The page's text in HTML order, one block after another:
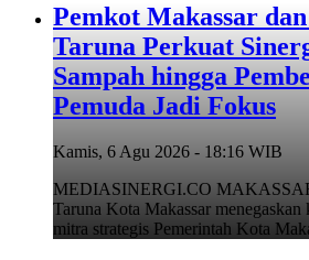
Pemkot Makassar
Taruna Perkuat
Sampah hingga
Pemuda Jadi Fokus
Kamis, 6 Agu 2026 - 18:16 WIB
MEDIASINERGI.CO
Taruna Kota Makassar
mitra strategis Pemerintah Kota